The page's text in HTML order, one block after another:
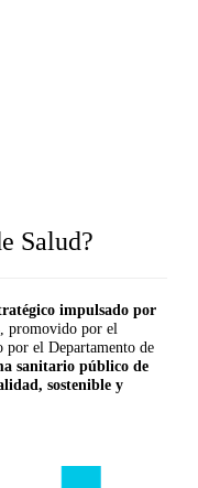
Salud?
impulsado por
promovido por el
por el Departamento de
sanitario público de
sostenible y